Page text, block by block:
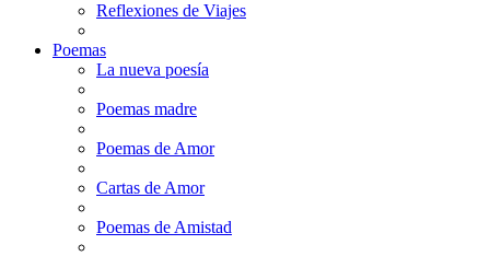
Reflexiones de Viajes
Poemas
La nueva poesía
Poemas madre
Poemas de Amor
Cartas de Amor
Poemas de Amistad